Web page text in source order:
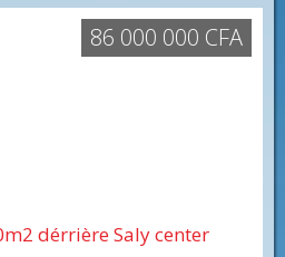
dérrière Saly center
86 000 000 CFA